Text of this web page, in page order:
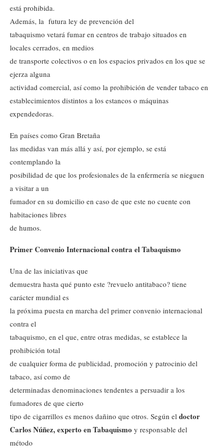
está prohibida.
Además, la futura ley de prevención del
tabaquismo vetará fumar en centros de trabajo situados en
locales cerrados, en medios
de transporte colectivos o en los espacios privados en los que se
ejerza alguna
actividad comercial, así como la prohibición de vender tabaco en
establecimientos distintos a los estancos o máquinas
expendedoras.
En países como Gran Bretaña
las medidas van más allá y así, por ejemplo, se está
contemplando la
posibilidad de que los profesionales de la enfermería se nieguen
a visitar a un
fumador en su domicilio en caso de que este no cuente con
habitaciones libres
de humos.
Primer Convenio Internacional contra el Tabaquismo
Una de las iniciativas que
demuestra hasta qué punto este ?revuelo antitabaco? tiene
carácter mundial es
la próxima puesta en marcha del primer convenio internacional
contra el
tabaquismo, en el que, entre otras medidas, se establece la
prohibición total
de cualquier forma de publicidad, promoción y patrocinio del
tabaco, así como de
determinadas denominaciones tendentes a persuadir a los
fumadores de que cierto
tipo de cigarrillos es menos dañino que otros. Según el doctor
Carlos Núñez, experto en Tabaquismo y responsable del
método